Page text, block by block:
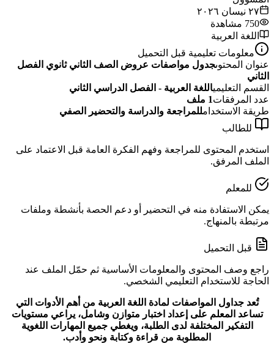
٢٧ نيسان ٢٠٢٦
750 مشاهدة
اللغة العربية
معلومات تعليمية قبل التحميل
عنوان المحتوىجدول مواصفات عروض الصف الثاني ثانوي الفصل
الثاني
القسم التعليمياللغة العربية - الفصل الدراسي الثاني
عدد المرفقات1 ملف
طريقة الاستخدامللمراجعة والدراسة والتحضير الصفي
للطالب
استخدم المحتوى للمراجعة وفهم الفكرة العامة قبل الاعتماد على
الملف المرفق.
للمعلم
يمكن الاستفادة منه في التحضير أو دعم الحصة بأنشطة وملفات
مرتبطة بالمنهاج.
قبل التحميل
راجع وصف المحتوى والمعلومات الأساسية ثم حمّل الملف عند
الحاجة للاستخدام التعليمي الشخصي.
تُعد جداول المواصفات لمادة اللغة العربية من أهم الأدوات التي
تساعد المعلم على إعداد اختبار متوازن وشامل، يراعي مستويات
التفكير المختلفة لدى الطلبة، ويغطي جميع المهارات اللغوية
المطلوبة من قراءة وكتابة ونحو وأدب.